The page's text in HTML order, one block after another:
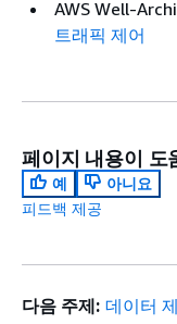
AWS Well-
트래픽 제어
페이지 내용이 도
예
아니요
피드백 제공
다음 주제: 데이터